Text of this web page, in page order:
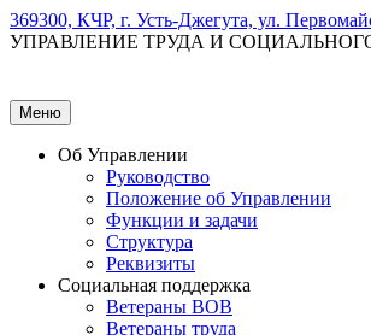
369300, КЧР, г. Усть-Джегута, ул.
УПРАВЛЕНИЕ ТРУДА И
Меню
Об Управлении
Руководство
Положение об Управлении
Функции и задачи
Структура
Реквизиты
Социальная поддержка
Ветераны ВОВ
Ветераны труда